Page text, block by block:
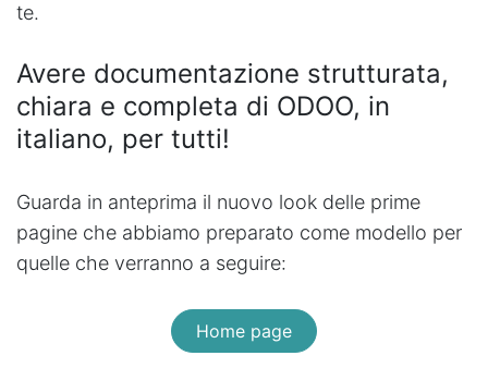
te.
Avere documentazione strutturata,
chiara e completa di ODOO, in
italiano, per tutti!
Guarda in anteprima il nuovo look delle prime
pagine che abbiamo preparato come modello per
quelle che verranno a seguire:
Home page